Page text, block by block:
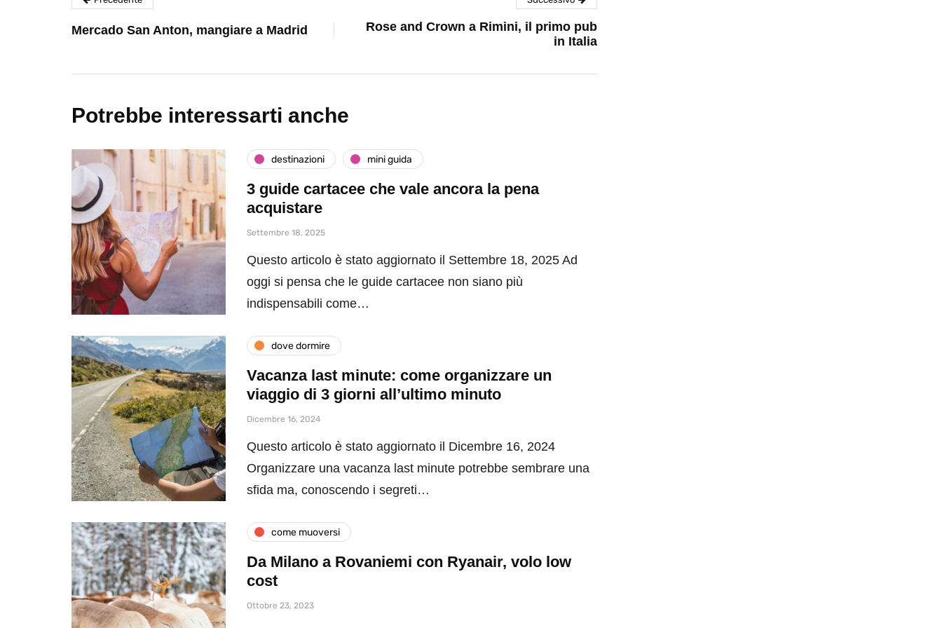
Mercado San Anton, mangiare a Madrid
Rose and Crown a Rimini, il primo pub
in Italia
Potrebbe interessarti anche
destinazioni mini guida
3 guide cartacee che vale ancora la pena
acquistare
Settembre 18, 2025
Questo articolo è stato aggiornato il Settembre 18, 2025 Ad
oggi si pensa che le guide cartacee non siano più
indispensabili come…
dove dormire
Vacanza last minute: come organizzare un
viaggio di 3 giorni all’ultimo minuto
Dicembre 16, 2024
Questo articolo è stato aggiornato il Dicembre 16, 2024
Organizzare una vacanza last minute potrebbe sembrare una
sfida ma, conoscendo i segreti…
come muoversi
Da Milano a Rovaniemi con Ryanair, volo low
cost
Ottobre 23, 2023